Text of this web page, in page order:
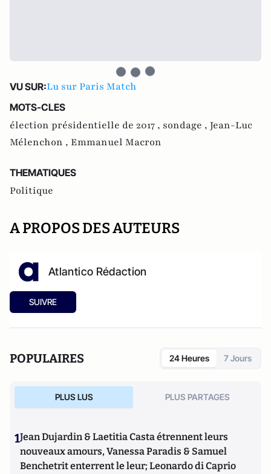
VU SUR:Lu sur Paris Match
MOTS-CLES
élection présidentielle de 2017 , sondage , Jean-Luc
Mélenchon , Emmanuel Macron
THEMATIQUES
Politique
A PROPOS DES AUTEURS
Atlantico Rédaction
SUIVRE
POPULAIRES 24 Heures 7 Jours
PLUS LUS PLUS PARTAGES
1Jean Dujardin & Laetitia Casta étrennent leurs
nouveaux amours, Vanessa Paradis & Samuel
Benchetrit enterrent le leur; Leonardo di Caprio